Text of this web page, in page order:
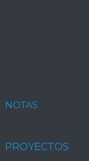
NOTAS
PROYECTOS